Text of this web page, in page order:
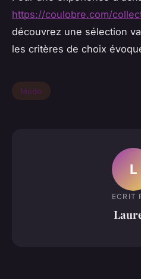
https://coulobre.com/
découvrez une sélection
les critères de choix
Mode
L
ECRIT